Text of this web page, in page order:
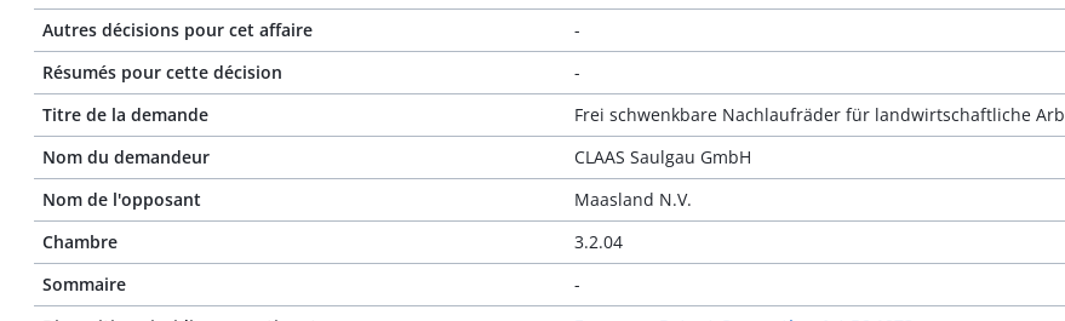
Autres décisions pour cet affaire
-
Résumés pour cette décision
-
Titre de la demande
Frei schwenkbare Nachlaufräder für landwirtschaftliche
Nom du demandeur
CLAAS Saulgau GmbH
Nom de l'opposant
Maasland N.V.
Chambre
3.2.04
Sommaire
-